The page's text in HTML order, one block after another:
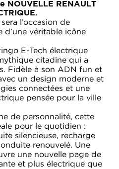
NOUVELLE RENAULT
l’occasion de
d’une véritable icône
E-Tech électrique
citadine qui a
Fidèle à son ADN fun et
un design moderne et
connectées et une
pensée pour la ville
de personnalité, cette
pour le quotidien :
silencieuse, recharge
renouvelé. Une
une nouvelle page de
et plus électrique que